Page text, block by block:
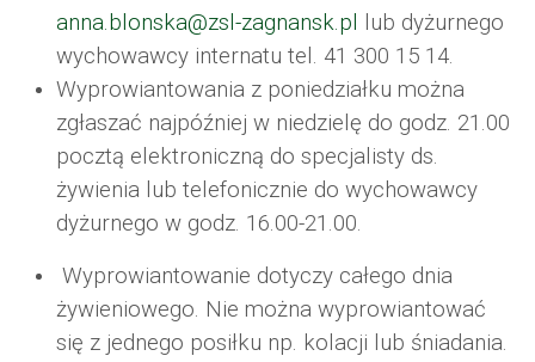
anna.blonska@zsl-zagnansk.pl
lub dyżurnego
wychowawcy internatu tel. 41 300 15 14.
Wyprowiantowania z poniedziałku można
zgłaszać najpóźniej w niedzielę do godz. 21.00
pocztą elektroniczną do specjalisty ds.
żywienia lub telefonicznie do wychowawcy
dyżurnego w godz. 16.00-21.00.
Wyprowiantowanie dotyczy całego dnia
żywieniowego. Nie można wyprowiantować
się z jednego posiłku np. kolacji lub śniadania.